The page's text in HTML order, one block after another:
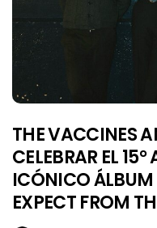
THE VACCINES
CELEBRAR EL
ICÓNICO
EXPECT FROM